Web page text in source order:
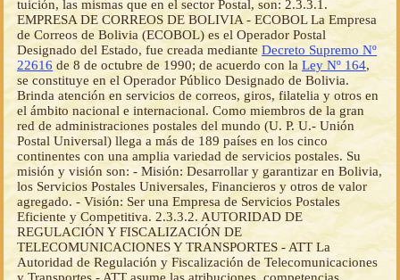
tuición, las mismas que en el sector Postal, son: 2.3.3.1.
EMPRESA DE CORREOS DE BOLIVIA - ECOBOL La Empresa
de Correos de Bolivia (ECOBOL) es el Operador Postal
Designado del Estado, fue creada mediante Decreto Supremo Nº
22616 de 8 de octubre de 1990; de acuerdo con la Ley Nº 164, se constituye en el Operador Público Designado de Bolivia. Brinda atención en servicios de correos, giros, filatelia y otros en el ámbito nacional e internacional. Como miembros de la gran red de administraciones postales del mundo (U. P. U.- Unión Postal Universal) llega a más de 189 países en los cinco continentes con una amplia variedad de servicios postales. Su misión y visión son: - Misión: Desarrollar y garantizar en Bolivia, los Servicios Postales Universales, Financieros y otros de valor agregado. - Visión: Ser una Empresa de Servicios Postales Eficiente y Competitiva. 2.3.3.2. AUTORIDAD DE REGULACIÓN Y FISCALIZACIÓN DE TELECOMUNICACIONES Y TRANSPORTES - ATT La Autoridad de Regulación y Fiscalización de Telecomunicaciones y Transportes - ATT asume las atribuciones, competencias, derechos y obligaciones en materia regulación y fiscalización de telecomunicaciones y tecnologías de la información y comunicación, transportes y del servicio postal, La misión y visión de la ATT se presenta a continuación: - Misión: Garantizar la prestación de servicios eficientes y con calidad de las Telecomunicaciones, las Tecnologías de Información y Comunicación, Servicio Postal y Transportes; mediante acciones de regulación y fiscalización enmarcadas en las Políticas de Desarrollo Nacional, permitiendo el acceso universal de los usuarias y usuarios de estos servicios. - Visión: Autoridad reconocida por los ciudadanos bolivianos y la comunidad internacional, por aportar al Vivir Bien buscando la satisfacción de los usuarios y operadores de los servicios de telecomunicaciones, las TIC, Servicio Postal y Transportes. 2.4. ANÁLISIS DE SITUACIÓN DEL SPU Para describir la situación del SPU se ha realizado un análisis de Fortalezas, Oportunidades, Debilidades y Amenazas, de acuerdo a lo siguiente: 2.4.1. ANÁLISIS INTERNO 2.4.1.1.1. FORTALEZAS - Cuenta con un marco constitucional y normativo regulatorio nacional que garantiza la provisión del Servicio Postal Universal - El Estado Plurinacional de Bolivia al ser parte de la UPU y la UPAEP mantiene convenios internacionales de cooperación a través del órgano rector de los operadores postales internacionales tales como: la Unión Postal Universal (UPU) y la Unión Postal De Las Américas España y Portugal (UPAEP), lo que facilita acceder a otras regiones del mundo. - El Operador Público Designado, cuenta con la red más amplia a nivel nacional al tener presencia en los 9 departamentos con 49 oficinas dentro del territorio a diferencia de las empresas de servicio expreso que no llegan a cubrir los 9 departamentos. - El SPU cuenta con fondos del Programa Nacional del Servicio Postal Universal - PNSPU para el financiamiento de la red postal y la operabilidad del Servicio Postal Universal, en el área rural o áreas de interés social. - La experiencia que tiene el OPD en la prestación de servicios básicos, del que es parte la oferta mínima que conforma el SPU. 2.4.1.1.2. DEBILIDADES - La cobertura del OPD se limita al área urbana con bajo desarrollo del servicio, en el área rural y periurbana, al tener presencia solo en el 11% de los municipios, lo que excluye del SPU a una importante población, que resulta ser la más vulnerable. - Las deficiencias operativas del OPD obstaculizan la prestación del SPU en las condiciones establecidas normativamente. - El incierto estado financiero del OPD pone en serio riesgo la prestación y sostenibilidad del SPU. - Falta de calidad en los procesos operativos de los servicios postales, el OPD carece de procedimientos y procesos internos normalizados que descansen en documentos aprobados, estandarizados y debidamente socializados, que permita organizar, sistematizar y mejorar los procesos internos y externos. 2.4.2. ANÁLISIS EXTERNO 2.4.2.1.1. AMENAZAS - La crisis económica mundial global produce una contracción de la demanda mundial, el decaimiento de los envíos de remesas y correspondencia. - El extenso territorio nacional disperso, con miles de pequeñas localidades poco pobladas incrementan los costos de prestación, obligan al OPD a ofertar el SPU a lugares o regiones que no presentan utilidad económica, que exige en estos casos, a trabajar a pérdida y subsidiar el servicio con el ingreso de otras regiones. - La prestación ilegal de servicios postales por parte de las empresas de transporte, genera competencia desleal al OPD que tiene obligación de prestar el SPU asequiblemente. - La ausencia de inversiones del Estado en el Operador Público Designado no ayuda a resolver sus limitaciones operativas y su desarrollo. - El Servicio Postal Universal prestado en áreas de interés social, no es rentable por lo tanto debe contar con un subsidio sostenible. - La dependencia del trasporte aéreo para efectos de enlaces o envíos nacionales e internacionales provoca que los costos operativos sean elevados y que se alargue los plazos de entrega. - La dependencia de la Aduana Nacional en el servicio de paquetería, que impone procedimientos y horarios para la verificación y aforo de los paquetes que llegan del extranjero y que deben ser distribuidos, ocasiona el retraso en su entrega y su deterioro por tratamiento inadecuado. 2.4.2.1.2. OPORTUNIDADES - El nuevo modelo económico actual del Estado Plurinacional, con la redistribución de la riqueza, permite que para la población boliviana el SPU sea asequible. - El Apoyo Internacional de los diferentes operadores postales oficiales que comparten avances tecnológicos, sistemas, procedimientos o equipos que son de mucha utilidad para la prestación del SPU. - El financiamiento internacional que ofertan los diferentes tipos de fondos de los organismos postales internacionales, para capacitación, desarrollo o implementación de nuevas tecnologías. - La migración de población del área rural a ciudades principales y al exterior del país, genera un tráfico postal entre los inmigrantes y sus familias. - Existe un potencial de alianzas con grupos regionales, como la CAN, UPAEP, entre otros, para el financiamiento de proyectos y el intercambio de experiencias para prestar el SPU. 2.5. PROBLEMÁTICA Y DESAFÍOS DEL SECTOR 2.5.1. PROBLEMA GENERAL En base a la información recolectada para la formulación del presente Plan, se ha identificado que el problema central consiste en que el SPU es deficiente e insostenible, condición que se origina por múltiples factores, los cuales se describen en el siguiente apartado. 2.5.2. PROBLEMAS ESPECÍFICOS - El Sector Postal en Bolivia es el de menor desarrollo en la región, requiere mayor impulso en la regulación, modernización y estar acorde a los acuerdos internacionales. - El Operador Público Designado se encuentra en crisis financiera, administrativa y operativa. La deficiente capacidad operativa del OPD producto de la crisis institucional por la que atraviesa, genera incertidumbre en la viabilidad y sostenibilidad del SPU. - La falta de sistematización y mecanización de procesos genera la carencia de información relativa a éste servicio reduciendo la capacidad de toma de decisiones sobre el SPU. - La falta de cumplimiento de estándares de calidad, crea desconfianza por parte del usuario que accede al SPU. - La falta de planeación para el despliegue de cobertura del SPU, resulta en un acceso limitado de este servicio en zonas rurales o áreas de interés social. - La falta de inversión en la red postal que garantice el SPU, limita el desarrollo y expansión del servicio. 3. POLÍTICAS Y LINEAMIENTOS ESTRATÉGICOS 3.1. POLÍTICAS DE TELECOMUNICACIONES Y POSTAL Las políticas de telecomunicaciones son las siguientes: - Acceso Universal a los Servicios de Telecomunicaciones y TIC. - Desarrollo, Uso y Aplicación de TIC. - Participación Estatal estratégica que contribuya el Desarrollo Productivo, Económico y Social. - Servicio Postal Universal y Desarrollo del Sector 3.2. POLÍTICAS Y OBJETIVOS ESTRATÉGICOS Las políticas del sector mencionadas, responden al mandato político, económico y social de acuerdo a la visión y misión del Gobierno Nacional a través del Viceministerio de Telecomunicaciones. Las mencionadas políticas cuentan con las siguientes estrategias: POLÍTICA ESTRATEGIAS Acceso Universal a los Servicios de Telecomunicaciones y TIC.- Mantenimiento de la normativa sectorial actualizada. - Presencia del ente regulador a nivel nacional. Desarrollo, Uso y Aplicación de TIC.- Articulación, promoción y regulación del sector telecomunicaciones, TIC y postal. Participación Estatal Estratégica que contribuya al Desarrollo Económico y Social.- Desarrollo y soberanía tecnológica - Formación y especialización de profesionales en telecomunicaciones, Tic y postal. - Fortalecimiento de la participación nacional en organismos sectoriales y de integración internacionales. Servicio Postal Universal y Desarrollo del Sector.- Reforma y Modernización del sector postal Como se presentó, las políticas se enfocan en el acceso universal a los servicios de telecomunicaciones, tecnologías de información y comunicación y lo relacionado al sector postal. 3.3. OBJETIVOS ESTRATÉGICOS (PDES Y AGENDA 2025) De acuerdo a estas políticas, se identifican objetivos estratégicos de donde se desprenden las estrategias, programas, proyectos junto a la línea base y las metas al 2020 de acuerdo al El Plan de Desarrollo Económico y Social en el marco del Desarrollo Integral para Vivir Bien (PDES, 2016 - 2020) del. Estado Plurinacional de Bolivia y la Agenda 2025. En este documento se desarrolla la política relacionada al Sector Postal. 3.4. SERVICIO POSTAL UNIVERSAL Y DESARROLLO DEL SECTOR POSTAL Esta política se basa en implementar la Reforma sector postal y la modernización del sector postal, para esto, contribuirá el impulsar y promover en todos sus niveles de gobierno los servicios postales al ser también un servicio básico, contribuir a su reglamentación y regulación en base a lineamientos universalmente acordados y alineados con la normativa internacional. La política del Servicio Postal Universal se basa en: - El mandato constitucional del